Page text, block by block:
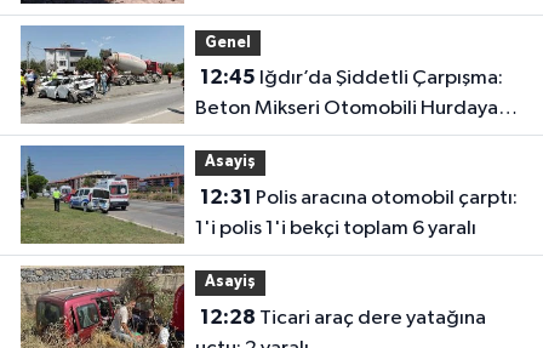
tutuklama
Genel
12:45
Beton Mikseri Otomobili Hurdaya
Çevirdi (4 Yaralı)
Asayiş
12:31
1'i polis 1'i bekçi toplam 6 yaralı
Asayiş
12:28